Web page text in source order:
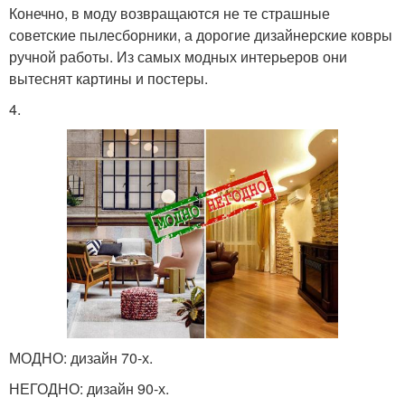
Конечно, в моду возвращаются не те страшные
советские пылесборники, а дорогие дизайнерские ковры
ручной работы. Из самых модных интерьеров они
вытеснят картины и постеры.
4.
МОДНО: дизайн 70-х.
НЕГОДНО: дизайн 90-х.